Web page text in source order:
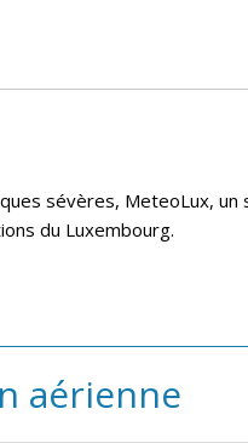
sévères, MeteoLux, un
du Luxembourg.
aérienne